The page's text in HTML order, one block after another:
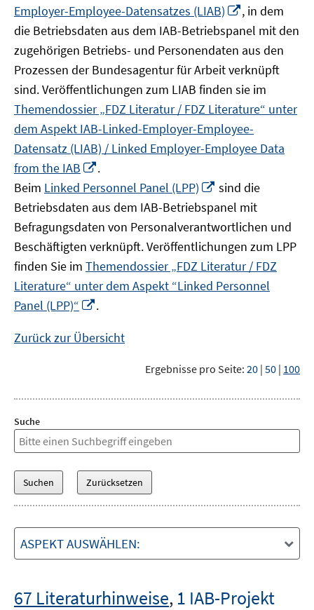
Employer-Employee-Datensatzes (LIAB)
In
neuem
Fenster
öffnen
, in dem
die Betriebsdaten aus dem IAB-Betriebspanel mit den
zugehörigen Betriebs- und Personendaten aus den
Prozessen der Bundesagentur für Arbeit verknüpft
sind. Veröffentlichungen zum LIAB finden sie im
Themendossier „FDZ Literatur / FDZ Literature“ unter
dem Aspekt IAB-Linked-Employer-Employee-
Datensatz (LIAB) / Linked Employer-Employee Data
from the IAB
neuem
Fenster
öffnen
.
Beim Linked Personnel Panel (LPP)
In
neuem
Fenster
öffnen
sind die
Betriebsdaten aus dem IAB-Betriebspanel mit
Befragungsdaten von Personalverantwortlichen und
Beschäftigten verknüpft. Veröffentlichungen zum LPP
finden Sie im Themendossier „FDZ Literatur / FDZ
Literature“ unter dem Aspekt “Linked Personnel
Panel (LPP)“
Fenster
.
Zurück zur Übersicht
Ergebnisse pro Seite: 20 | 50 | 100
Suche
ASPEKT AUSWÄHLEN:
67 Literaturhinweise, 1 IAB-Projekt